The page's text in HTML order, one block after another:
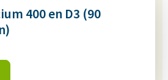
400 en D3 (90